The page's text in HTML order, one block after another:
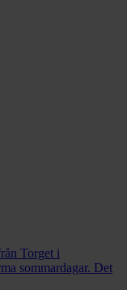
Torget i
sommardagar. Det